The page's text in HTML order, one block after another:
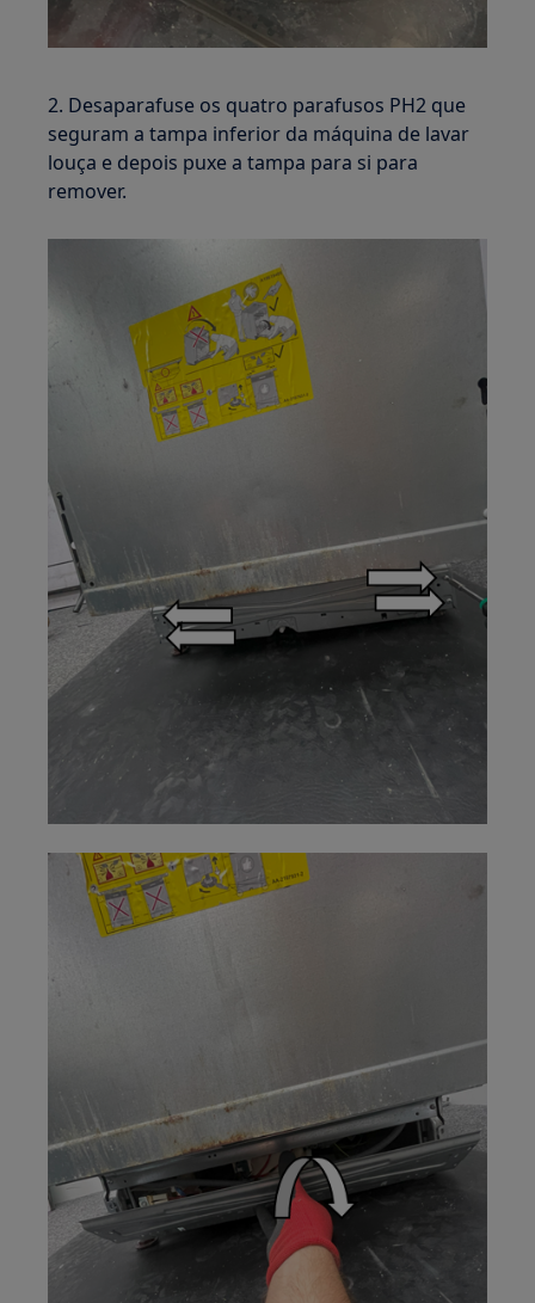
2. Desaparafuse os quatro parafusos PH2 que
seguram a tampa inferior da máquina de lavar
louça e depois puxe a tampa para si para
remover.